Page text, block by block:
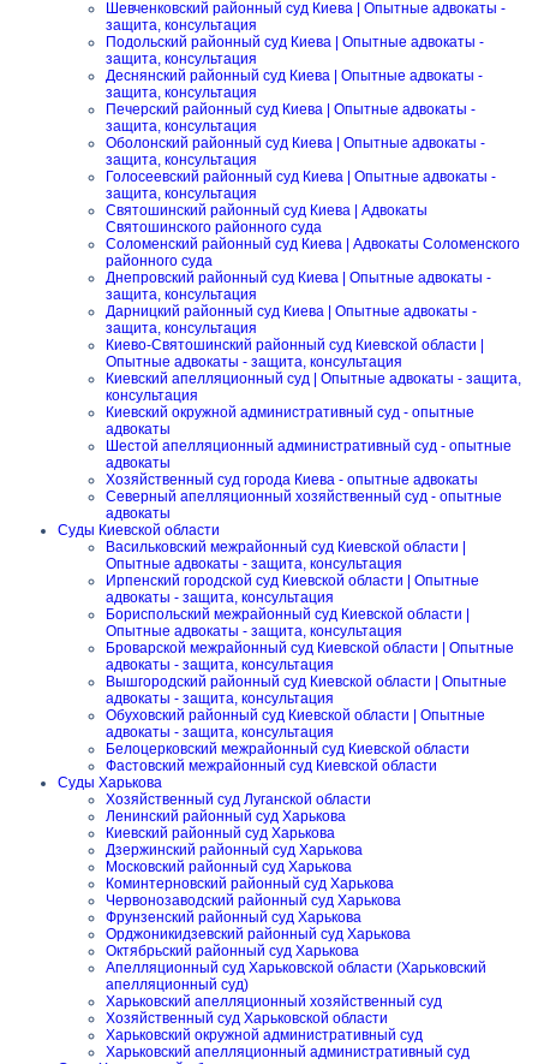
Шевченковский районный суд Киева | Опытные адвокаты -
защита, консультация
Подольский районный суд Киева | Опытные адвокаты -
защита, консультация
Деснянский районный суд Киева | Опытные адвокаты -
защита, консультация
Печерский районный суд Киева | Опытные адвокаты -
защита, консультация
Оболонский районный суд Киева | Опытные адвокаты -
защита, консультация
Голосеевский районный суд Киева | Опытные адвокаты -
защита, консультация
Святошинский районный суд Киева | Адвокаты
Святошинского районного суда
Соломенский районный суд Киева | Адвокаты Соломенского
районного суда
Днепровский районный суд Киева | Опытные адвокаты -
защита, консультация
Дарницкий районный суд Киева | Опытные адвокаты -
защита, консультация
Киево-Святошинский районный суд Киевской области |
Опытные адвокаты - защита, консультация
Киевский апелляционный суд | Опытные адвокаты - защита,
консультация
Киевский окружной административный суд - опытные
адвокаты
Шестой апелляционный административный суд - опытные
адвокаты
Хозяйственный суд города Киева - опытные адвокаты
Северный апелляционный хозяйственный суд - опытные
адвокаты
Суды Киевской области
Васильковский межрайонный суд Киевской области |
Опытные адвокаты - защита, консультация
Ирпенский городской суд Киевской области | Опытные
адвокаты - защита, консультация
Бориспольский межрайонный суд Киевской области |
Опытные адвокаты - защита, консультация
Броварской межрайонный суд Киевской области | Опытные
адвокаты - защита, консультация
Вышгородский районный суд Киевской области | Опытные
адвокаты - защита, консультация
Обуховский районный суд Киевской области | Опытные
адвокаты - защита, консультация
Белоцерковский межрайонный суд Киевской области
Фастовский межрайонный суд Киевской области
Суды Харькова
Хозяйственный суд Луганской области
Ленинский районный суд Харькова
Киевский районный суд Харькова
Дзержинский районный суд Харькова
Московский районный суд Харькова
Коминтерновский районный суд Харькова
Червонозаводский районный суд Харькова
Фрунзенский районный суд Харькова
Орджоникидзевский районный суд Харькова
Октябрьский районный суд Харькова
Апелляционный суд Харьковской области (Харьковский
апелляционный суд)
Харьковский апелляционный хозяйственный суд
Хозяйственный суд Харьковской области
Харьковский окружной административный суд
Харьковский апелляционный административный суд